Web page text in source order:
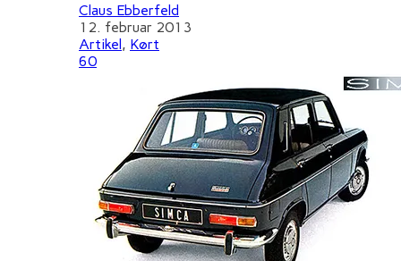
Claus Ebberfeld
12. februar 2013
Artikel, Kørt
60